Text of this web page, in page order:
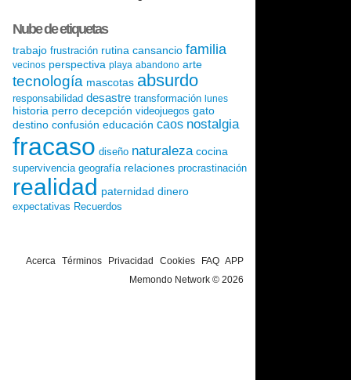
Nube de etiquetas
trabajo frustración rutina cansancio familia
vecinos perspectiva playa abandono arte
tecnología mascotas absurdo
responsabilidad desastre transformación lunes
historia perro decepción videojuegos gato
destino confusión educación caos nostalgia
fracaso diseño naturaleza cocina
supervivencia geografía relaciones procrastinación
realidad paternidad dinero
expectativas Recuerdos
Acerca Términos Privacidad Cookies FAQ APP
Memondo Network © 2026